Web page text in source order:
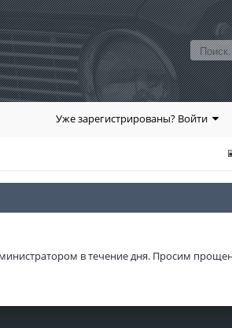
Уже зарегистрированы? Войти
в течение дня. Просим